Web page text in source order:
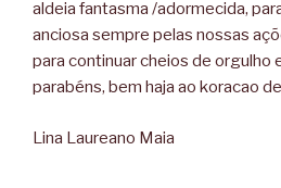
aldeia fantasma /adormecida,
anciosa sempre pelas nossas
para continuar cheios de orgulho
parabéns, bem haja ao koracao
Lina Laureano Maia